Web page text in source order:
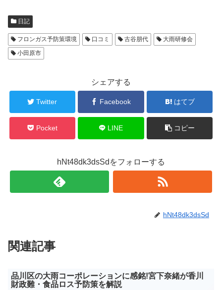
日記
フロンガス予防策環境 口コミ 古谷朋代
大雨研修会
小田原市
シェアする
Twitter Facebook はてブ
Pocket LINE コピー
hNt48dk3dsSdをフォローする
hNt48dk3dsSd
関連記事
品川区の大雨コーポレーションに感銘!宮下奈緒が香川
財政難・食品ロス予防策を解説